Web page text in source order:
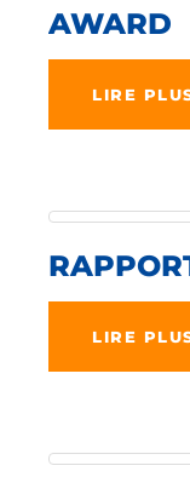
AWARD
LIRE
LIRE